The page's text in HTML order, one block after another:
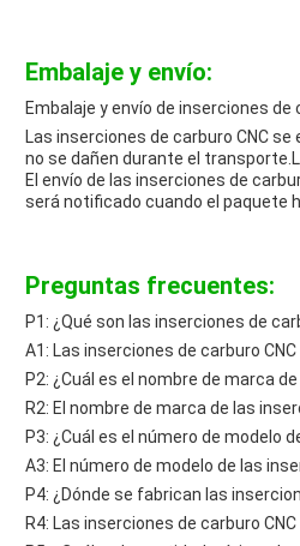
Embalaje y envío:
Embalaje y envío de inserciones de
Las inserciones de carburo CNC
no se dañen durante el
El envío de las inserciones de
será notificado cuando el paquete
Preguntas frecuentes:
P1: ¿Qué son las inserciones de
A1: Las inserciones de carburo
P2: ¿Cuál es el nombre de marca
R2: El nombre de marca de las
P3: ¿Cuál es el número de modelo
A3: El número de modelo de las
P4: ¿Dónde se fabrican las
R4: Las inserciones de carburo